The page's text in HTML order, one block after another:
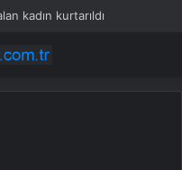
kadın kurtarıldı